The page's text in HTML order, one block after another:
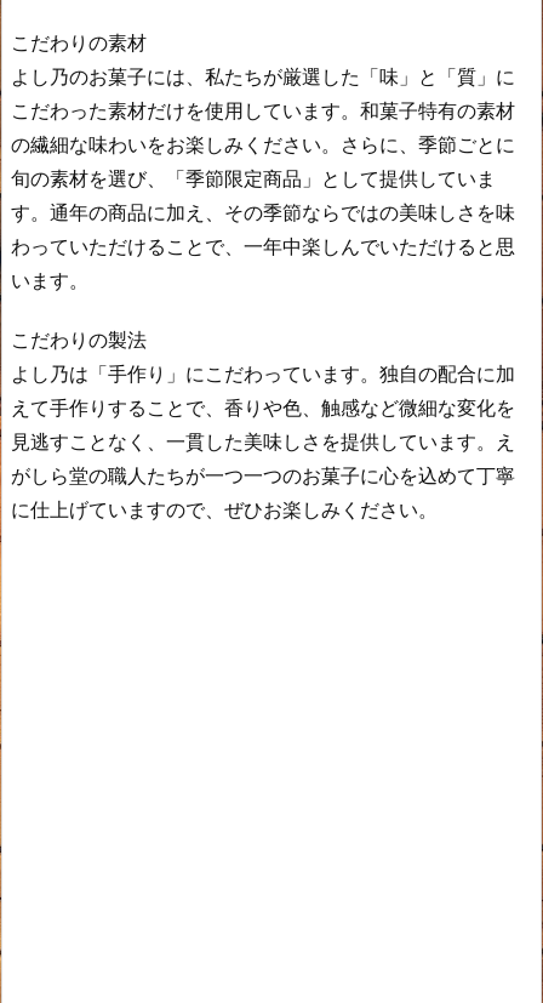
こだわりの素材
よし乃のお菓子には、私たちが厳選した「味」と「質」に
こだわった素材だけを使用しています。和菓子特有の素材
の繊細な味わいをお楽しみください。さらに、季節ごとに
旬の素材を選び、「季節限定商品」として提供していま
す。通年の商品に加え、その季節ならではの美味しさを味
わっていただけることで、一年中楽しんでいただけると思
います。
こだわりの製法
よし乃は「手作り」にこだわっています。独自の配合に加
えて手作りすることで、香りや色、触感など微細な変化を
見逃すことなく、一貫した美味しさを提供しています。え
がしら堂の職人たちが一つ一つのお菓子に心を込めて丁寧
に仕上げていますので、ぜひお楽しみください。